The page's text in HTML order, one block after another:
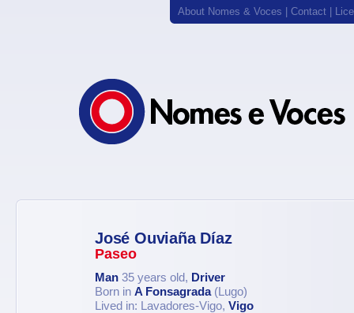
About Nomes & Voces Contact
José Ouviaña Díaz
Paseo
Man 35 years old, Driver
Born in A Fonsagrada(Lugo)
Lived in: Lavadores-Vigo, Vigo